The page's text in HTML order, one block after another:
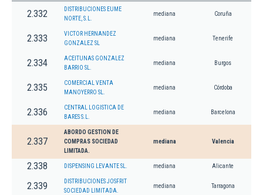
2.332
DISTRIBUCIONES EUME
NORTE, S.L.
mediana Coruña
2.333
VICTOR HERNANDEZ
GONZALEZ SL
mediana Tenerife
2.334
ACEITUNAS GONZALEZ
BARRIO SL.
mediana Burgos
2.335
COMERCIAL VENTA
MANOYERRO SL.
mediana Córdoba
2.336
CENTRAL LOGISTICA DE
BARES S.L.
mediana Barcelona
2.337
ABORDO GESTION DE
COMPRAS SOCIEDAD
LIMITADA.
mediana Valencia
2.338 DISPENSING LEVANTE SL. mediana Alicante
2.339
DISTRIBUCIONES JOSFRIT
SOCIEDAD LIMITADA.
mediana Tarragona